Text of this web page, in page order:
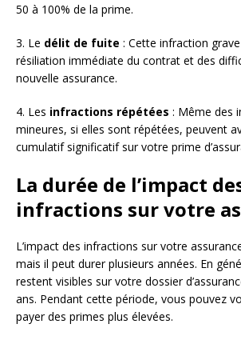
50 à 100% de la prime.
3. Le délit de fuite : Cette infraction
résiliation immédiate du contrat et des
nouvelle assurance.
4. Les infractions répétées : Même des
mineures, si elles sont répétées, peuvent
cumulatif significatif sur votre prime
La durée de l’impact
infractions sur votre
L’impact des infractions sur votre
mais il peut durer plusieurs années. En
restent visibles sur votre dossier
ans. Pendant cette période, vous pouvez
payer des primes plus élevées.